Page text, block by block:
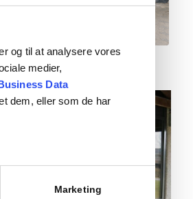
og til at analysere vores
medier,
Data
dem, eller som de har
Marketing